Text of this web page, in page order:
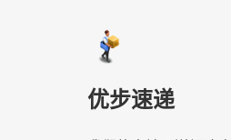
优步速递